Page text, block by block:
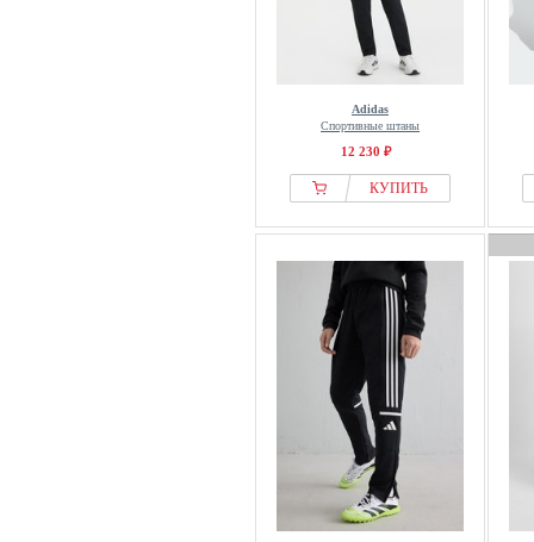
Adidas
Спортивные штаны
12 230 ₽
КУПИТЬ